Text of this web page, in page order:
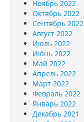
Ноябрь 2022
Октябрь 2022
Сентябрь 2022
Август 2022
Июль 2022
Июнь 2022
Май 2022
Апрель 2022
Март 2022
Февраль 2022
Январь 2022
Декабрь 2021